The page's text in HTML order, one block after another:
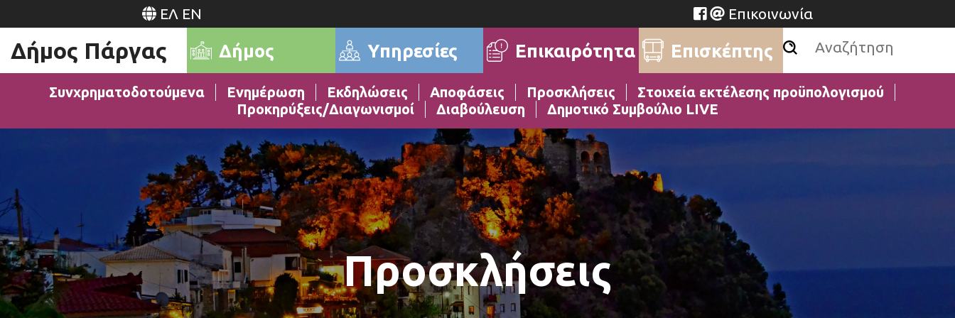
ΕΛ EN Επικοινωνία
Δήμος Πάργας Δήμος Υπηρεσίες Επικαιρότητα
Συνχρηματοδοτούμενα Ενημέρωση Εκδηλώσεις Αποφάσεις Προσκλήσεις
Στοιχεία εκτέλεσης προϋπολογισμού
Προκηρύξεις/Διαγωνισμοί
Διαβούλευση Δημοτικό Συμβούλιο LIVE
Επισκέπτης
Προσκλήσεις